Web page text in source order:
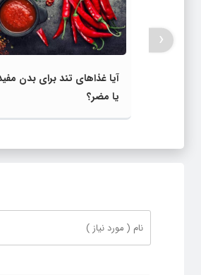
آیا غذاهای تند برای بدن
یا مضر؟
‹